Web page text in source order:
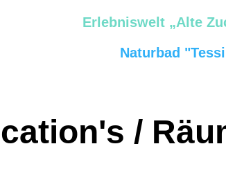
Erlebniswelt „Alte
Naturbad
/